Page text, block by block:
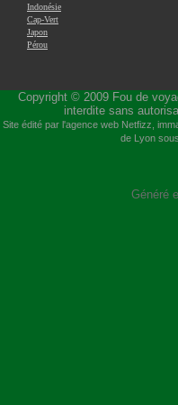
Indonésie
Cap-Vert
Japon
Pérou
Copyright © 2009 Fou de
interdite sans
Site édité par l'agence web Netfizz ,
de Lyon
Généré